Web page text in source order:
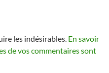
les indésirables. En savoir
de vos commentaires sont